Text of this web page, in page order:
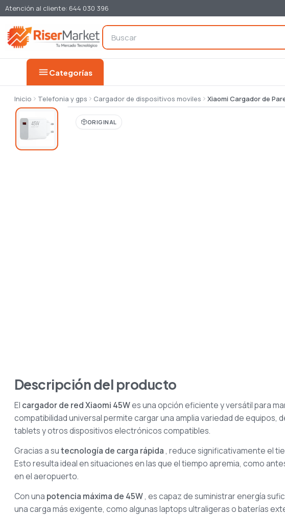
Atención al cliente: 644 030 396
menuCategorías
Inicio Telefonia y gps Cargador de dispositivos moviles Xiaomi Cargador de
ORIGINAL
Descripción del producto
El cargador de red Xiaomi 45Wes una opción eficiente y versátil para
compatibilidad universal permite cargar una amplia variedad de
tablets y otros dispositivos electrónicos compatibles.
Gracias a sutecnología de carga rápida, reduce significativamente el
Esto resulta ideal en situaciones en las que el tiempo apremia, como
en el aeropuerto.
Con una potencia máxima de 45W, es capaz de suministrar energía
una carga más exigente, como algunas laptops ultraligeras o baterías